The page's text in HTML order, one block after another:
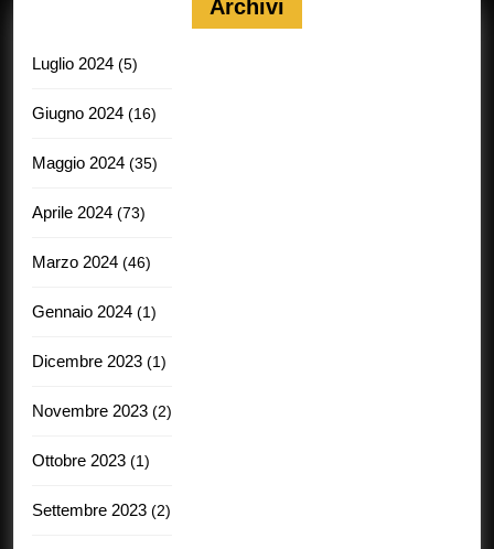
Archivi
Luglio 2024 (5)
Giugno 2024 (16)
Maggio 2024 (35)
Aprile 2024 (73)
Marzo 2024 (46)
Gennaio 2024 (1)
Dicembre 2023 (1)
Novembre 2023 (2)
Ottobre 2023 (1)
Settembre 2023 (2)